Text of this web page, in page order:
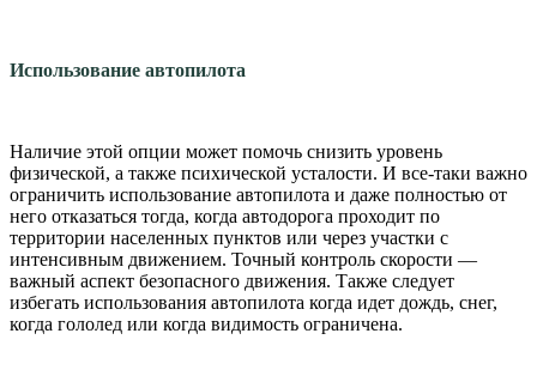
Использование автопилота
Наличие этой опции может помочь снизить уровень
физической, а также психической усталости. И все-таки важно
ограничить использование автопилота и даже полностью от
него отказаться тогда, когда автодорога проходит по
территории населенных пунктов или через участки с
интенсивным движением. Точный контроль скорости —
важный аспект безопасного движения. Также следует
избегать использования автопилота когда идет дождь, снег,
когда гололед или когда видимость ограничена.